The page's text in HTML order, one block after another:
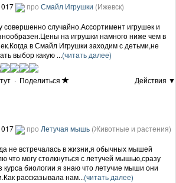
про Смайл Игрушки (Ижевск)
совершенно случайно.Ассортимент игрушек и
на игрушки намного ниже чем в
в Смайл Игрушки заходим с детьми,не
выбор какую ...(читать далее)
· Поделиться
Действия ▼
про Летучая мышь (Животные и растения)
не встречалась в жизни,я обычных мышей
что могу столкнуться с летучей мышью,сразу
курса биологии я знаю что летучие мыши они
рассказывала нам...(читать далее)